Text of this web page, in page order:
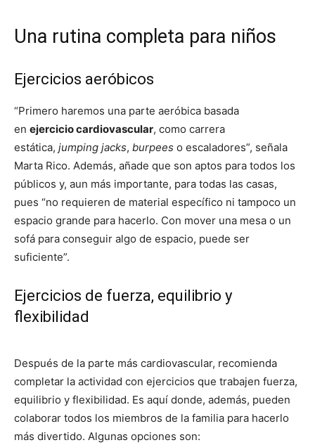
Una rutina completa para niños
Ejercicios aeróbicos
“Primero haremos una parte aeróbica basada
en ejercicio cardiovascular, como carrera
estática, jumping jacks, burpees o escaladores”, señala
Marta Rico. Además, añade que son aptos para todos los
públicos y, aun más importante, para todas las casas,
pues “no requieren de material específico ni tampoco un
espacio grande para hacerlo. Con mover una mesa o un
sofá para conseguir algo de espacio, puede ser
suficiente”.
Ejercicios de fuerza, equilibrio y
flexibilidad
Después de la parte más cardiovascular, recomienda
completar la actividad con ejercicios que trabajen fuerza,
equilibrio y flexibilidad. Es aquí donde, además, pueden
colaborar todos los miembros de la familia para hacerlo
más divertido. Algunas opciones son: